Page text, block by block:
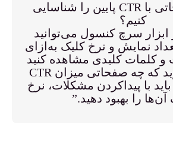
“چگونه صفحاتی با CTR پایین را شناسایی
کنیم؟
ابزار سرچ کنسول می‌توانید
نمایش و نرخ کلیک به‌ازای
کلمات کلیدی مشاهده کنید
و تصمیم بگیرید که چه صفحاتی میزان CTR
باید با پیداکردن مشکلات، نرخ
آن‌ها را بهبود دهید.”